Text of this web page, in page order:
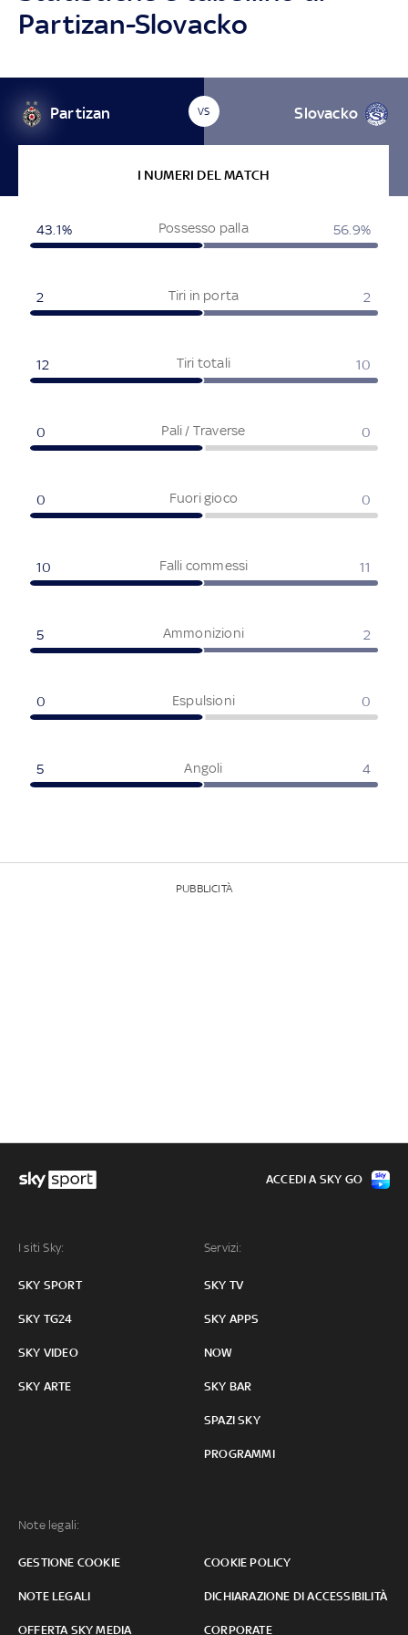
Partizan-Slovacko
Partizan VS Slovacko
I NUMERI DEL MATCH
Possesso palla
43.1% 56.9%
Tiri in porta
2 2
Tiri totali
12 10
Pali / Traverse
0 0
Fuori gioco
0 0
Falli commessi
10 11
Ammonizioni
5 2
Espulsioni
0 0
Angoli
5 4
PUBBLICITÀ
I siti Sky:
SKY SPORT
SKY TG24
SKY VIDEO
SKY ARTE
Servizi:
SKY TV
SKY APPS
NOW
SKY BAR
SPAZI SKY
PROGRAMMI
Note legali:
GESTIONE COOKIE COOKIE POLICY
NOTE LEGALI DICHIARAZIONE DI ACCESSIBILITÀ
OFFERTA SKY MEDIA CORPORATE
ACCEDI A SKY GO